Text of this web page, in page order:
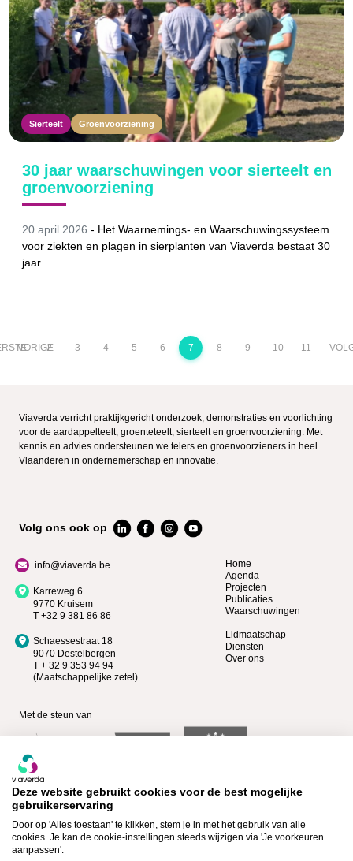
Sierteelt Groenvoorziening
30 jaar waarschuwingen voor sierteelt en
groenvoorziening
20 april 2026 - Het Waarnemings- en Waarschuwingssysteem
voor ziekten en plagen in sierplanten van Viaverda bestaat 30
jaar.
VORIGE
2 3 4 5 6 7 8 9 10 11
Viaverda verricht praktijkgericht onderzoek, demonstraties en voorlichting
voor de aardappelteelt, groenteteelt, sierteelt en groenvoorziening. Met
kennis en advies ondersteunen we telers en groenvoorzieners in heel
Vlaanderen in ondernemerschap en innovatie.
Volg ons ook op
info@viaverda.be
Karreweg 6
9770 Kruisem
T +32 9 381 86 86
Schaessestraat 18
9070 Destelbergen
T + 32 9 353 94 94
(Maatschappelijke zetel)
Home
Agenda
Projecten
Publicaties
Waarschuwingen
Lidmaatschap
Diensten
Over ons
Met de steun van
Bekijk wie Premium lid is >
Deze website gebruikt cookies voor de best mogelijke
gebruikerservaring
Door op 'Alles toestaan' te klikken, stem je in met het gebruik van alle
cookies. Je kan de cookie-instellingen steeds wijzigen via 'Je voorkeuren
aanpassen'.